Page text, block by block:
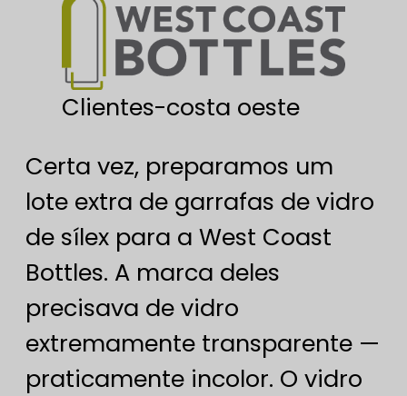
Clientes-costa oeste
Certa vez, preparamos um
lote extra de garrafas de vidro
de sílex para a West Coast
Bottles. A marca deles
precisava de vidro
extremamente transparente —
praticamente incolor. O vidro